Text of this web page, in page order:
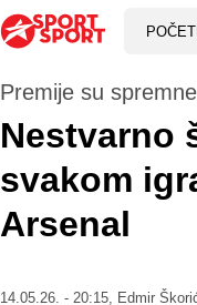
Premije su spremne
Nestvarno
svakom
Arsenal
14.05.26. - 20:15, Edmir